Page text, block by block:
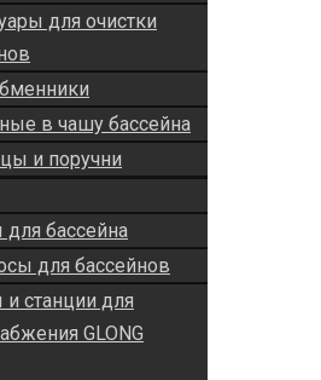
для очистки
в чашу бассейна
и поручни
для бассейна
для бассейнов
и станции для
GLONG